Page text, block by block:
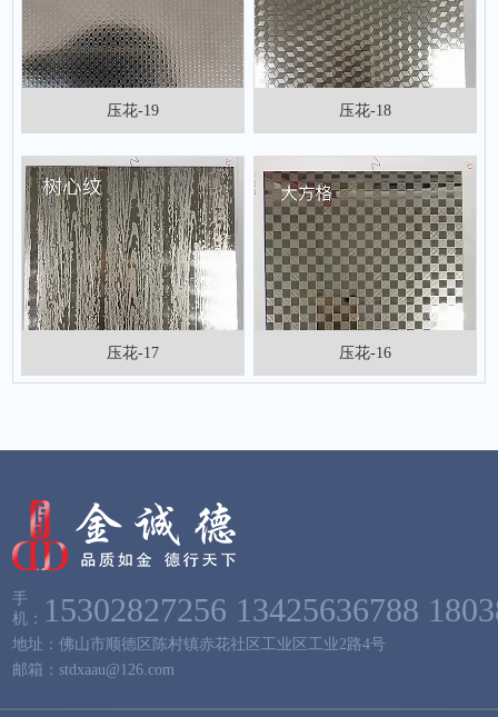
压花-19 压花-18
压花-17 压花-16
手
机： 15302827256 13425636788
地址：佛山市顺德区陈村镇赤花社区工业区工业2路4号
邮箱：stdxaau@126.com